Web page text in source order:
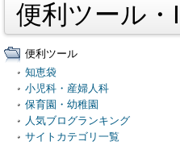
便利ツール
便利ツール
知恵袋
小児科・産婦人科
保育園・幼稚園
人気ブログランキング
サイトカテゴリ一覧